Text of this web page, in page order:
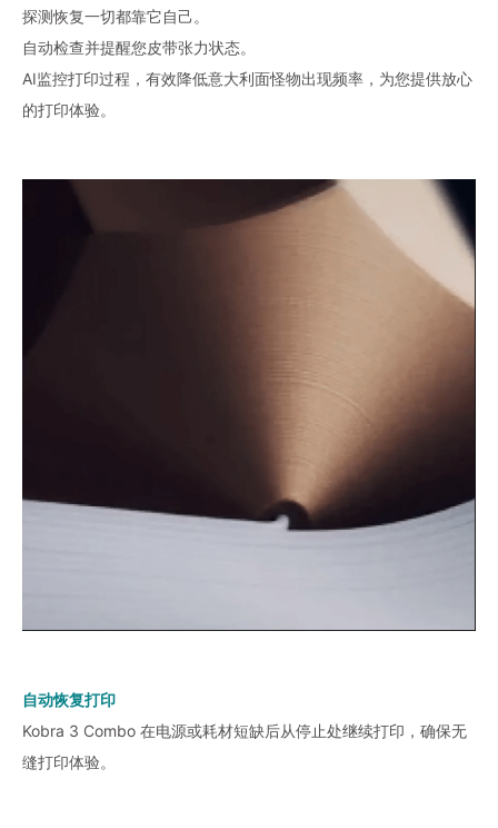
探测恢复一切都靠它自己。
自动检查并提醒您皮带张力状态。
AI监控打印过程，有效降低意大利面怪物出现频率，为您提供放心
的打印体验。
自动恢复打印
Kobra 3 Combo 在电源或耗材短缺后从停止处继续打印，确保无
缝打印体验。